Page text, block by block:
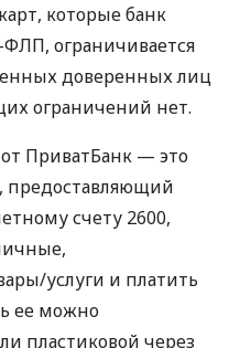
которые банк
ограничивается
доверенных лиц
ограничений нет.
ПриватБанк — это
счету 2600,
услуги и платить
ее можно
пластиковой через